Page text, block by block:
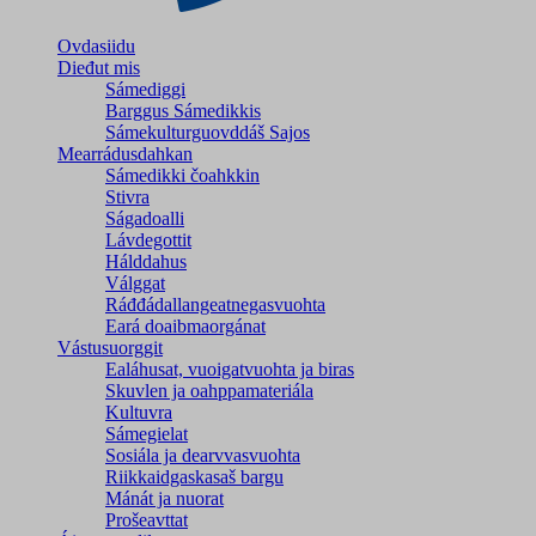
Ovdasiidu
Dieđut mis
Sámediggi
Barggus Sámedikkis
Sámekulturguovddáš Sajos
Mearrádusdahkan
Sámedikki čoahkkin
Stivra
Ságadoalli
Lávdegottit
Hálddahus
Válggat
Ráđđádallangeatnegas­vuohta
Eará doaibmaorgánat
Vástusuorggit
Ealáhusat, vuoigatvuohta ja biras
Skuvlen ja oahppamateriála
Kultuvra
Sámegielat
Sosiála ja dearvvasvuohta
Riikkaidgaskasaš bargu
Mánát ja nuorat
Prošeavttat